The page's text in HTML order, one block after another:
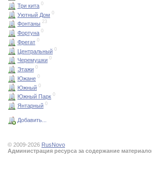
Три кита 0
Уютный Дом 0
Фонтаны 23
Фортуна 0
Фрегат 0
Центральный 0
Черемушки 0
Этажи 0
Южане 0
Южный 0
Южный Парк 0
Янтарный 0
Добавить...
© 2009-2026 RusNovo
Администрация ресурса за содержание